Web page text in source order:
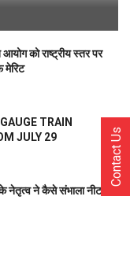
को राष्ट्रीय स्तर पर
मेरिट
TRAIN
JULY 29
नेतृत्व ने कैसे संभाला नीट
Contact Us